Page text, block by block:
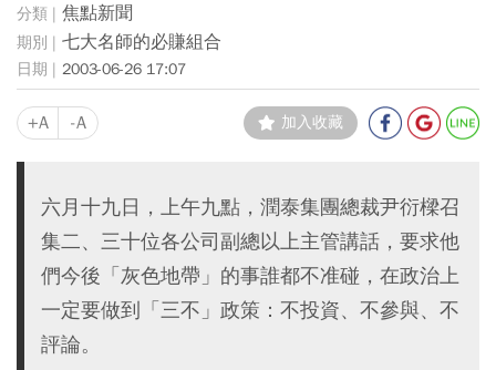
焦點新聞
七大名師的必賺組合
2003-06-26 17:07
+A -A 加入收藏
六月十九日，上午九點，潤泰集團總裁尹衍樑召
集二、三十位各公司副總以上主管講話，要求他
們今後「灰色地帶」的事誰都不准碰，在政治上
一定要做到「三不」政策：不投資、不參與、不
評論。